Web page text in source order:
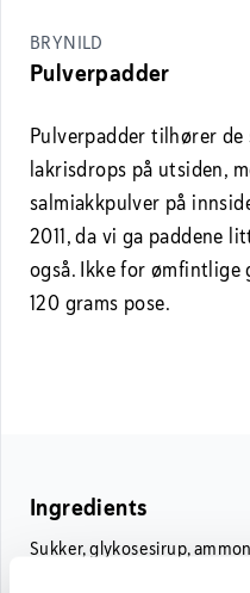
BRYNILD
Pulverpadder
Pulverpadder tilhører
lakrisdrops på utsiden,
salmiakkpulver på
2011, da vi ga paddene
også. Ikke for ømfintlige
120 grams pose.
Ingredients
Sukker, glykosesirup,
(E153), aroma,